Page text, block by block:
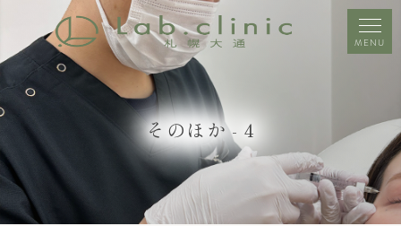
MENU
そのほか - 4